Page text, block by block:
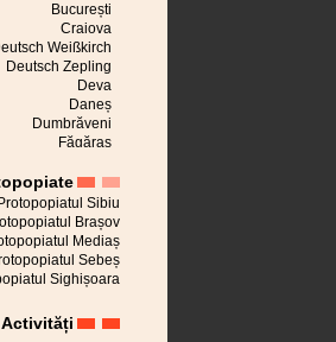
București
Craiova
Weißkirch
Deutsch Zepling
Deva
Daneș
Dumbrăveni
Făgăraș
Seleușul Mare
Großau
Apoldu de Sus
Cincu
Großscheuern
Hălchiu
Hărman
Protopopiatul Sibiu
Brașov
Mediaș
Sebeș
Sighișoara